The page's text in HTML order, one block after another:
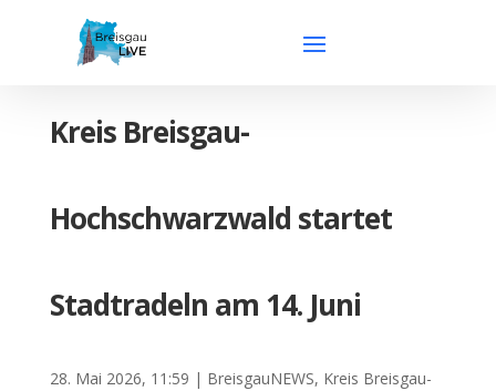
Kreis Breisgau-
Hochschwarzwald startet
Stadtradeln am 14. Juni
28. Mai 2026, 11:59 | BreisgauNEWS, Kreis Breisgau-